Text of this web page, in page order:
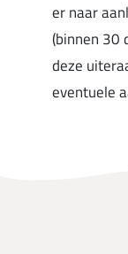
er naar
(binnen 30
deze
eventuele